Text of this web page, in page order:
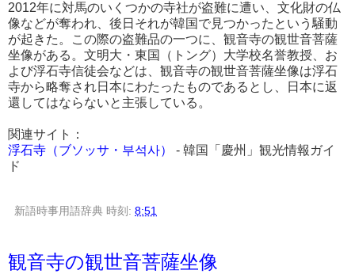
2012年に対馬のいくつかの寺社が盗難に遭い、文化財の仏
像などが奪われ、後日それが韓国で見つかったという騒動
が起きた。この際の盗難品の一つに、観音寺の観世音菩薩
坐像がある。文明大・東国（トング）大学校名誉教授、お
よび浮石寺信徒会などは、観音寺の観世音菩薩坐像は浮石
寺から略奪され日本にわたったものであるとし、日本に返
還してはならないと主張している。
関連サイト：
浮石寺（ブソッサ・부석사）
- 韓国「慶州」観光情報ガイ
ド
新語時事用語辞典 時刻: 8:51
観音寺の観世音菩薩坐像